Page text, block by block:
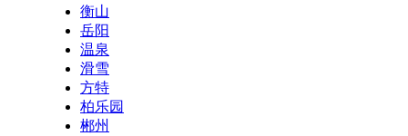
衡山
岳阳
温泉
滑雪
方特
柏乐园
郴州